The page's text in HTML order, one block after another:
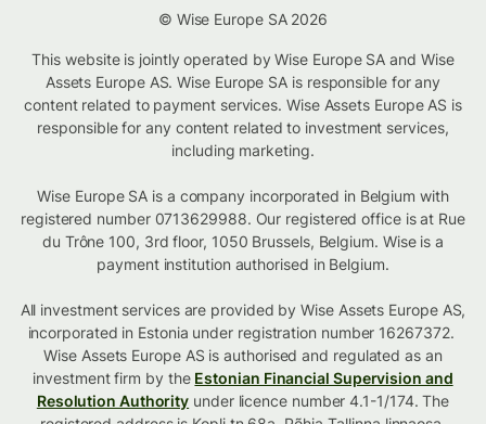
© Wise Europe SA 2026
This website is jointly operated by Wise Europe SA and Wise
Assets Europe AS. Wise Europe SA is responsible for any
content related to payment services. Wise Assets Europe AS is
responsible for any content related to investment services,
including marketing.
Wise Europe SA is a company incorporated in Belgium with
registered number 0713629988. Our registered office is at Rue
du Trône 100, 3rd floor, 1050 Brussels, Belgium. Wise is a
payment institution authorised in Belgium.
All investment services are provided by Wise Assets Europe AS,
incorporated in Estonia under registration number 16267372.
Wise Assets Europe AS is authorised and regulated as an
investment firm by the Estonian Financial Supervision and
Resolution Authority under licence number 4.1-1/174. The